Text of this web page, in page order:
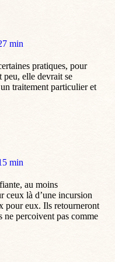
min
pratiques, pour
peu, elle devrait se
traitement particulier et
min
au moins
ceux là d’une incursion
pour eux. Ils retourneront
ne percoivent pas comme